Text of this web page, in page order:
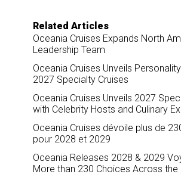
o
k
Related Articles
Oceania Cruises Expands North
Leadership Team
Oceania Cruises Unveils
2027 Specialty Cruises
Oceania Cruises Unveils 2027
with Celebrity Hosts and Culinary
Oceania Cruises dévoile plus de
pour 2028 et 2029
Oceania Releases 2028 & 2029
More than 230 Choices Across the